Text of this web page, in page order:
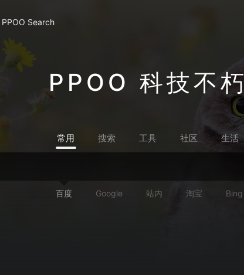
PPOO Search
PPOO 科技不朽
常用 搜索 工具 社区 生活
百度 Google 站内 淘宝 Bing